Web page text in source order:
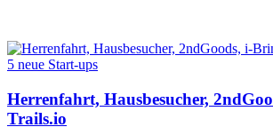
5 neue Start-ups
Herrenfahrt, Hausbesucher,
Trails.io